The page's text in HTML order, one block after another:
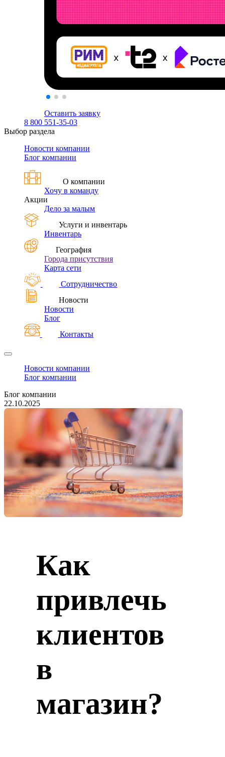
Оставить заявку
8 800 551-35-03
Выбор раздела
Новости компании
Блог компании
О компании
Хочу в команду
Акции
Дело за малым
Услуги и инвентарь
Инвентарь
География
Города присутствия
Карта сети
Сотрудничество
Новости
Новости
Блог
Контакты
Новости компании
Блог компании
Блог компании
22.10.2025
Как
привлечь
клиентов
в
магазин?